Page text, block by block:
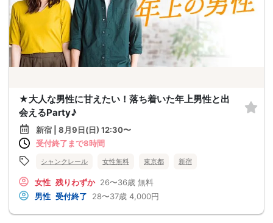
★大人な男性に甘えたい！落ち着いた年上男性と出
会えるParty♪
新宿 | 8月9日(日) 12:30〜
受付終了まで8時間
シャンクレール 女性無料 東京都 新宿
女性 残りわずか 26〜36歳 無料
男性 受付終了 28〜37歳 4,000円